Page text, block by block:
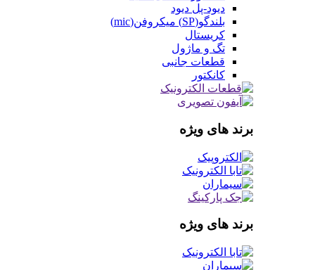
دیود-پل دیود
بلندگو(SP) میکروفن(mic)
کریستال
تگ و ماژول
قطعات جانبی
کانکتور
برند های ویژه
برند های ویژه